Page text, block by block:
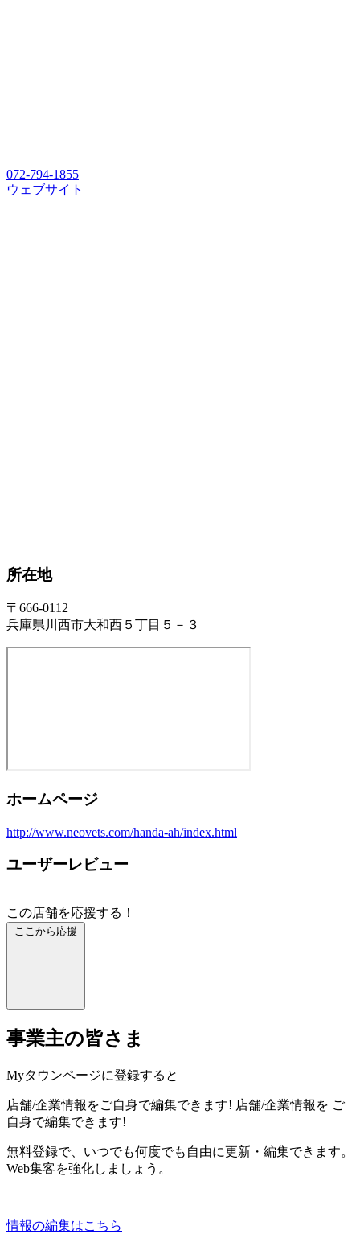
072-794-1855
ウェブサイト
所在地
〒666-0112
兵庫県川西市大和西５丁目５－３
ホームページ
http://www.neovets.com/handa-ah/index.html
ユーザーレビュー
この店舗を応援する！
ここから応援
事業主の皆さま
Myタウンページに登録すると
店舗/企業情報をご自身で編集できます! 店舗/企業情報を ご
自身で編集できます!
無料登録で、いつでも何度でも自由に更新・編集できます。
Web集客を強化しましょう。
情報の編集はこちら